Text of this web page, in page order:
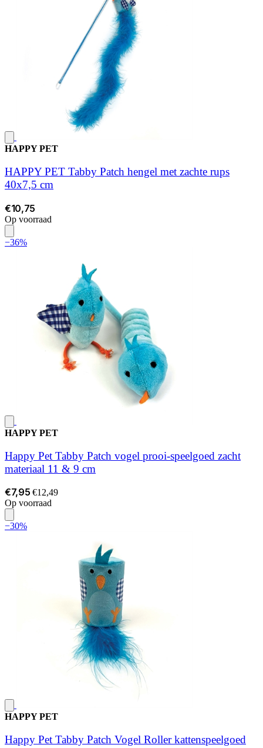
HAPPY PET
HAPPY PET Tabby Patch hengel met zachte rups
40x7,5 cm
€10,75
Op voorraad
−36%
HAPPY PET
Happy Pet Tabby Patch vogel prooi-speelgoed zacht
materiaal 11 & 9 cm
€7,95 €12,49
Op voorraad
−30%
HAPPY PET
Happy Pet Tabby Patch Vogel Roller kattenspeelgoed